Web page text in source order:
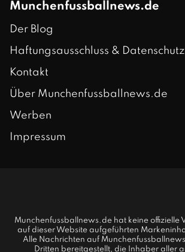
Munchenfussballnews.de
Der Blog
Haftungsausschluss & Datenschutz
Kontakt
Über Munchenfussballnews.de
Werben
Impressum
Munchenfussballnews.de hat keine offizielle
auf dieser Website aufgeführten
Alle Nachrichten auf
Dritten bereitgestellt, die Inhaber aller